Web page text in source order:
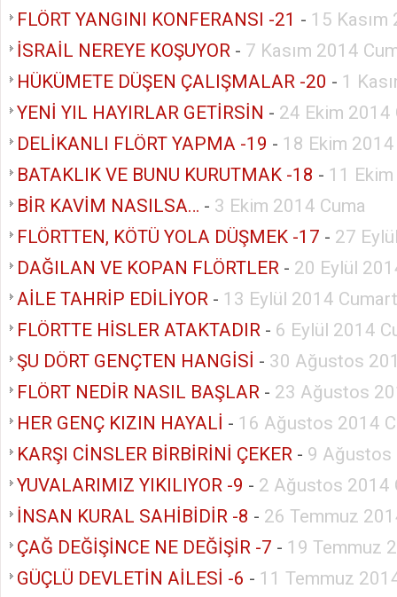
FLÖRT YANGINI KONFERANSI -21 - 15
İSRAİL NEREYE KOŞUYOR - 7 Kasım 2014
HÜKÜMETE DÜŞEN ÇALIŞMALAR -20 - 1
YENİ YIL HAYIRLAR GETİRSİN - 24 Ekim 2014
DELİKANLI FLÖRT YAPMA -19 - 18 Ekim
BATAKLIK VE BUNU KURUTMAK -18 - 11
BİR KAVİM NASILSA… - 3 Ekim 2014 Cuma
FLÖRTTEN, KÖTÜ YOLA DÜŞMEK -17 - 27
DAĞILAN VE KOPAN FLÖRTLER - 20 Eylül
AİLE TAHRİP EDİLİYOR - 13 Eylül 2014
FLÖRTTE HİSLER ATAKTADIR - 6 Eylül 2014
ŞU DÖRT GENÇTEN HANGİSİ - 30 Ağustos
FLÖRT NEDİR NASIL BAŞLAR - 23 Ağustos
HER GENÇ KIZIN HAYALİ - 16 Ağustos 2014
KARŞI CİNSLER BİRBİRİNİ ÇEKER - 9 Ağustos
YUVALARIMIZ YIKILIYOR -9 - 2 Ağustos 2014
İNSAN KURAL SAHİBİDİR -8 - 26 Temmuz
ÇAĞ DEĞİŞİNCE NE DEĞİŞİR -7 - 19 Temmuz
GÜÇLÜ DEVLETİN AİLESİ -6 - 11 Temmuz